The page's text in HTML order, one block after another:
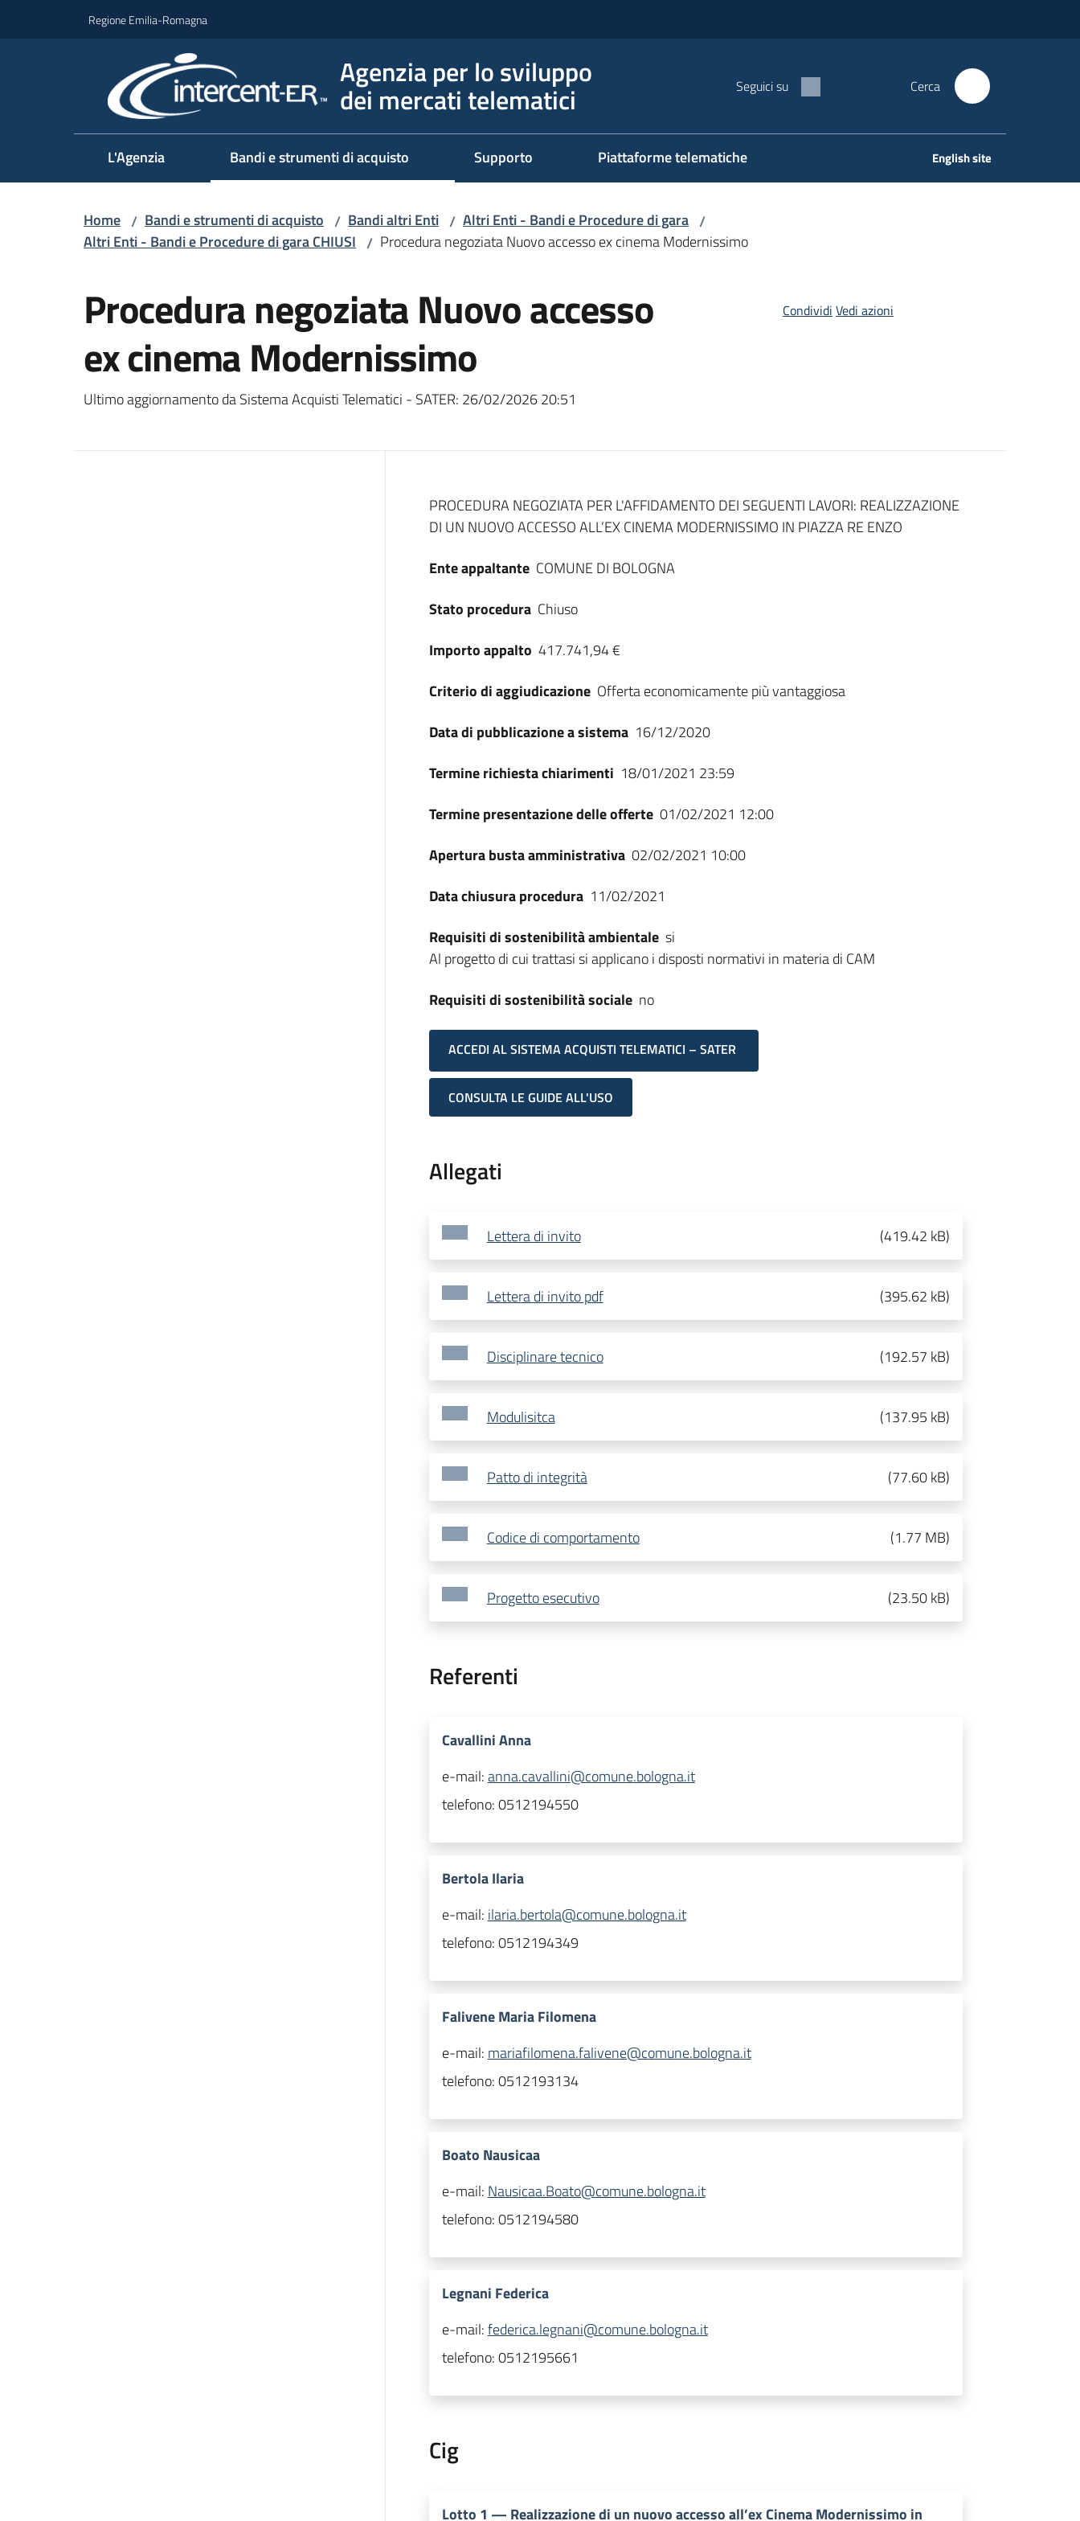
Regione Emilia-Romagna
Agenzia per lo sviluppo
dei mercati telematici Seguici su Cerca
L'Agenzia Bandi e strumenti di acquisto Supporto Piattaforme telematiche English site
Home / Bandi e strumenti di acquisto / Bandi altri Enti / Altri Enti - Bandi e Procedure di gara /
Altri Enti - Bandi e Procedure di gara CHIUSI / Procedura negoziata Nuovo accesso ex cinema Modernissimo
Procedura negoziata Nuovo accesso
ex cinema Modernissimo
Ultimo aggiornamento da Sistema Acquisti Telematici - SATER: 26/02/2026 20:51
Condividi Vedi azioni
Dati del bando
PROCEDURA NEGOZIATA PER L'AFFIDAMENTO DEI SEGUENTI LAVORI: REALIZZAZIONE
DI UN NUOVO ACCESSO ALL’EX CINEMA MODERNISSIMO IN PIAZZA RE ENZO
Ente appaltante COMUNE DI BOLOGNA
Stato procedura Chiuso
Importo appalto 417.741,94 €
Criterio di aggiudicazione Offerta economicamente più vantaggiosa
Data di pubblicazione a sistema 16/12/2020
Termine richiesta chiarimenti 18/01/2021 23:59
Termine presentazione delle offerte 01/02/2021 12:00
Apertura busta amministrativa 02/02/2021 10:00
Data chiusura procedura 11/02/2021
Requisiti di sostenibilità ambientale si
Al progetto di cui trattasi si applicano i disposti normativi in materia di CAM
Requisiti di sostenibilità sociale no
ACCEDI AL SISTEMA ACQUISTI TELEMATICI – SATER
CONSULTA LE GUIDE ALL'USO
Allegati
Lettera di invito (419.42 kB)
Lettera di invito pdf (395.62 kB)
Disciplinare tecnico (192.57 kB)
Modulisitca (137.95 kB)
Patto di integrità (77.60 kB)
Codice di comportamento (1.77 MB)
Progetto esecutivo (23.50 kB)
Referenti
Cavallini Anna
e-mail:anna.cavallini@comune.bologna.it
telefono:0512194550
Bertola Ilaria
e-mail: ilaria.bertola@comune.bologna.it
telefono:0512194349
Falivene Maria Filomena
e-mail: mariafilomena.falivene@comune.bologna.it
telefono:0512193134
Boato Nausicaa
e-mail: Nausicaa.Boato@comune.bologna.it
telefono:0512194580
Legnani Federica
e-mail:federica.legnani@comune.bologna.it
telefono:0512195661
Cig
Lotto 1 — Realizzazione di un nuovo accesso all’ex Cinema Modernissimo in